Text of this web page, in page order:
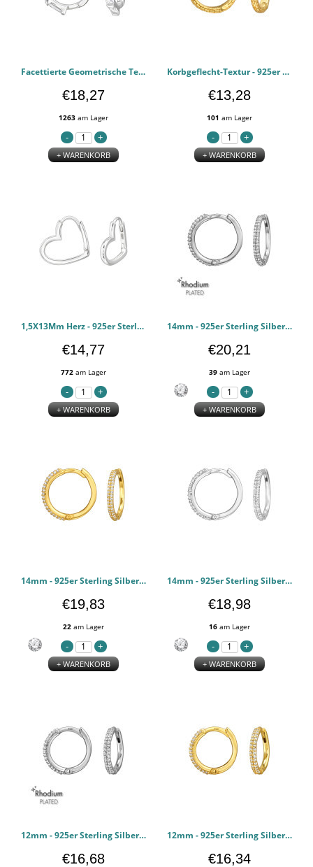
Facettierte Geometrische Textur - 925er Sterling Silber Huggie Hoops PCJW50290
€18,27
1263 am Lager
+ WARENKORB
Korbgeflecht-Textur - 925er Sterling Silber Huggie Hoops PCJW50283
€13,28
101 am Lager
+ WARENKORB
1,5X13Mm Herz - 925er Sterling Silber Huggie Hoops PCJW50259
€14,77
772 am Lager
+ WARENKORB
14mm - 925er Sterling Silber Huggie Hoops PCJW50226
€20,21
39 am Lager
+ WARENKORB
14mm - 925er Sterling Silber Huggie Hoops PCJW50225
€19,83
22 am Lager
+ WARENKORB
14mm - 925er Sterling Silber Huggie Hoops PCJW50224
€18,98
16 am Lager
+ WARENKORB
12mm - 925er Sterling Silber Huggie Hoops PCJW50223
€16,68
12mm - 925er Sterling Silber Huggie Hoops PCJW50222
€16,34